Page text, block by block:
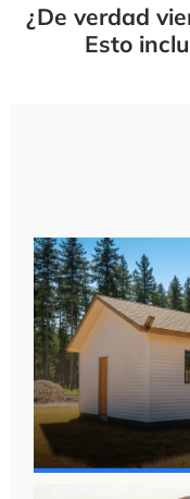
¿De verdad
Esto